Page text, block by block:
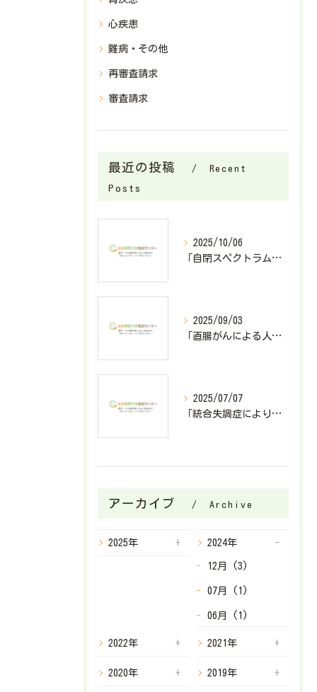
心疾患
難病・その他
再審査請求
審査請求
最近の投稿
Recent
Posts
2025/10/06
「自閉スペクトラム症で障害基礎年金2級が決定したケース」
2025/09/03
「直腸がんによる人工肛門造設で障害厚生年金3級が決定したケース」
2025/07/07
「統合失調症により障害基礎年金2級が決定したケース」
アーカイブ Archive
2025年 2024年
12月 (3)
07月 (1)
06月 (1)
2022年 2021年
2020年 2019年